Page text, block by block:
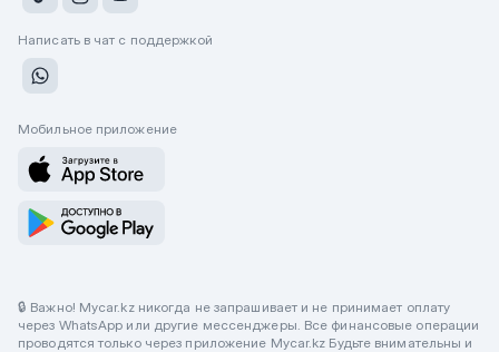
Написать в чат с поддержкой
Мобильное приложение
🔒 Важно! Mycar.kz никогда не запрашивает и не принимает оплату
через WhatsApp или другие мессенджеры. Все финансовые операции
проводятся только через приложение Mycar.kz Будьте внимательны и